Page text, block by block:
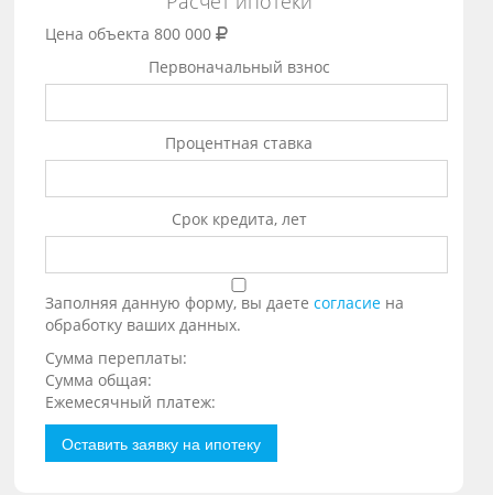
Цена объекта 800 000
Первоначальный взнос
Процентная ставка
Срок кредита, лет
Заполняя данную форму, вы даетесогласие на
обработку ваших данных.
Сумма переплаты:
Сумма общая:
Ежемесячный платеж:
Оставить заявку на ипотеку